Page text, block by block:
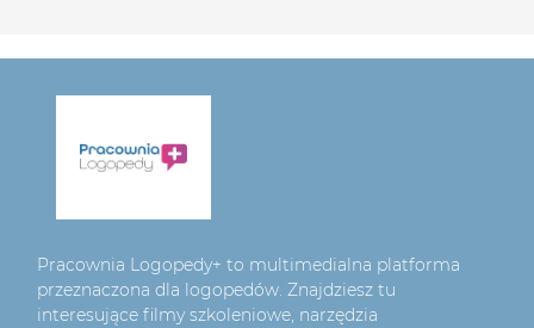
Pracownia Logopedy+ to multimedialna platforma
przeznaczona dla logopedów. Znajdziesz tu
interesujące filmy szkoleniowe, narzędzia